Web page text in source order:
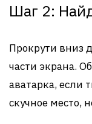
Шаг 2:
Прокрути вниз
части экрана.
аватарка, если
скучное место,